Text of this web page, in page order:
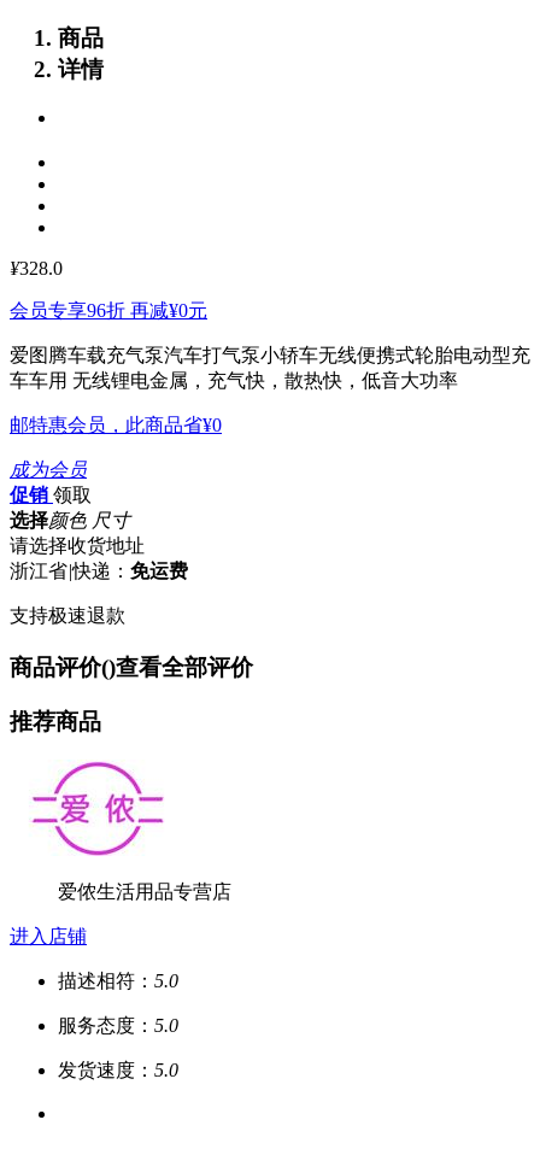
商品
详情
¥328.0
会员专享96折 再减¥0元
爱图腾车载充气泵汽车打气泵小轿车无线便携式轮胎电动型充
车车用 无线锂电金属，充气快，散热快，低音大功率
邮特惠会员，此商品省¥0
成为会员
促销 领取
选择颜色 尺寸
请选择收货地址
浙江省|快递： 免运费
支持极速退款
商品评价()查看全部评价
推荐商品
爱侬生活用品专营店
进入店铺
描述相符： 5.0
服务态度： 5.0
发货速度： 5.0